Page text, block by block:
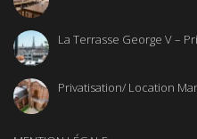
La Terrasse George V –
Privatisation/ Location